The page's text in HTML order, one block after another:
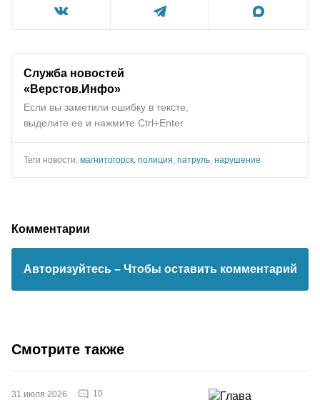
Служба новостей
«Верстов.Инфо»
Если вы заметили ошибку в тексте,
выделите ее и нажмите Ctrl+Enter
Теги новости: магнитогорск полиция патруль нарушение
Комментарии
Авторизуйтесь – Чтобы оставить комментарий
Смотрите также
31 июля 2026 10